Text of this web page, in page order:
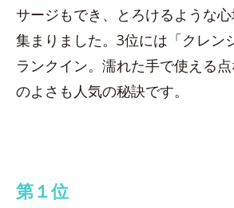
サージもでき、とろけるような
集まりました。3位には「クレン
ランクイン。濡れた手で使える
のよさも人気の秘訣です。
第１位